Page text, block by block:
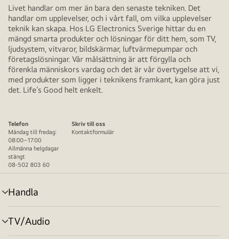
Livet handlar om mer än bara den senaste tekniken. Det
handlar om upplevelser, och i vårt fall, om vilka upplevelser
teknik kan skapa. Hos LG Electronics Sverige hittar du en
mängd smarta produkter och lösningar för ditt hem, som TV,
ljudsystem, vitvaror, bildskärmar, luftvärmepumpar och
företagslösningar. Vår målsättning är att förgylla och
förenkla människors vardag och det är vår övertygelse att vi,
med produkter som ligger i teknikens framkant, kan göra just
det. Life’s Good helt enkelt.
Telefon
Måndag till fredag:
08:00–17:00
Allmänna helgdagar
stängt
08-502 803 60
Skriv till oss
Kontaktformulär
Handla
menyväxling
TV/Audio
menyväxling